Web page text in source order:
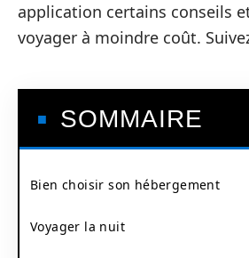
application certains conseils
voyager à moindre coût.
SOMMAIRE
Bien choisir son hébergement
Voyager la nuit